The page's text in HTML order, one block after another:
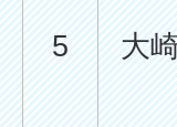
5 大